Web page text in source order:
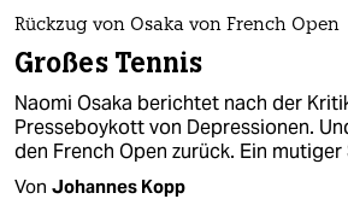
Rückzug von Osaka von French Open
Großes Tennis
Naomi Osaka berichtet nach der
Presseboykott von Depressionen.
den French Open zurück. Ein
Von Johannes Kopp